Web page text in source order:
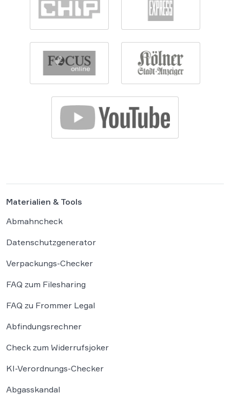
Materialien & Tools
Abmahncheck
Datenschutzgenerator
Verpackungs-Checker
FAQ zum Filesharing
FAQ zu Frommer Legal
Abfindungsrechner
Check zum Widerrufsjoker
KI-Verordnungs-Checker
Abgasskandal